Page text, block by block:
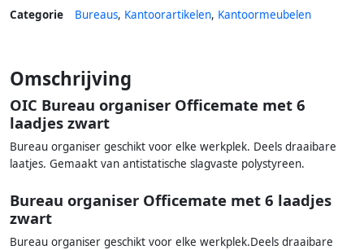
Categorie Bureaus, Kantoorartikelen, Kantoormeubelen
Omschrijving
OIC Bureau organiser Officemate met 6
laadjes zwart
Bureau organiser geschikt voor elke werkplek. Deels draaibare
laatjes. Gemaakt van antistatische slagvaste polystyreen.
Bureau organiser Officemate met 6 laadjes
zwart
Bureau organiser geschikt voor elke werkplek.Deels draaibare